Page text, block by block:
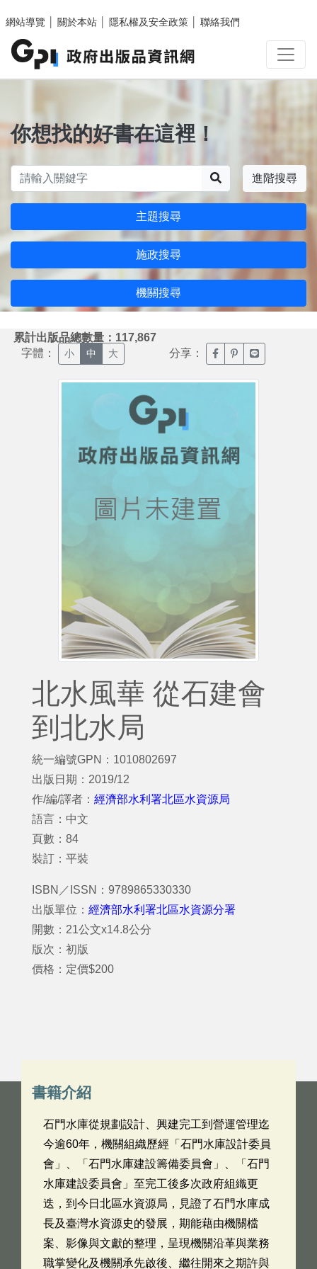
網站導覽
關於本站 隱私權及安全政策 聯絡我們
你想找的好書在這裡！
進階搜尋
主題搜尋
施政搜尋
機關搜尋
累計出版品總數量：117,867
字體： 小 中 大 分享： 臉書分享(另開新視窗)
噗浪分享(另開新
Line分享(另
北水風華 從石建會
到北水局
統一編號GPN：1010802697
出版日期：2019/12
作/編/譯者： 經濟部水利署北區水資源局
語言：中文
頁數：84
裝訂：平裝
ISBN／ISSN：9789865330330
出版單位： 經濟部水利署北區水資源分署
開數：21公文x14.8公分
版次：初版
價格：定價$200
書籍介紹
石門水庫從規劃設計、興建完工到營運管理迄
今逾60年，機關組織歷經「石門水庫設計委員
會」、「石門水庫建設籌備委員會」、「石門
水庫建設委員會」至完工後多次政府組織更
迭，到今日北區水資源局，見證了石門水庫成
長及臺灣水資源史的發展，期能藉由機關檔
案、影像與文獻的整理，呈現機關沿革與業務
職掌變化及機關承先啟後、繼往開來之期許與